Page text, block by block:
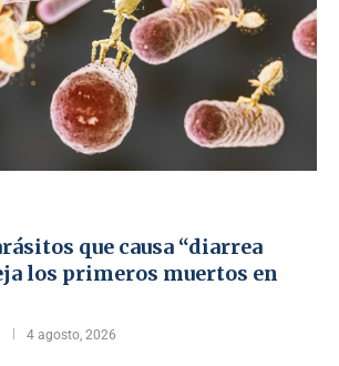
que causa “diarrea
los primeros muertos en
4 agosto, 2026